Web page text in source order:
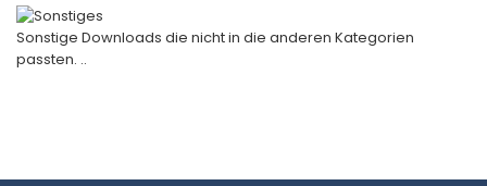
Sonstige Downloads die nicht in die anderen Kategorien
passten. ..